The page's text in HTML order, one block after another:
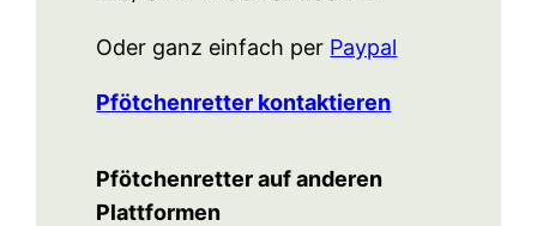
Oder ganz einfach per Paypal
Pfötchenretter kontaktieren
Pfötchenretter auf anderen
Plattformen